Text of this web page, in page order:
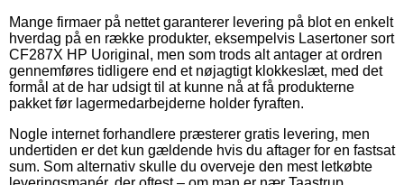
Mange firmaer på nettet garanterer levering på blot en enkelt
hverdag på en række produkter, eksempelvis Lasertoner sort
CF287X HP Uoriginal, men som trods alt antager at ordren
gennemføres tidligere end et nøjagtigt klokkeslæt, med det
formål at de har udsigt til at kunne nå at få produkterne
pakket før lagermedarbejderne holder fyraften.
Nogle internet forhandlere præsterer gratis levering, men
undertiden er det kun gældende hvis du aftager for en fastsat
sum. Som alternativ skulle du overveje den mest letkøbte